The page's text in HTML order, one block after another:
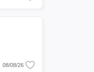
08/08/26